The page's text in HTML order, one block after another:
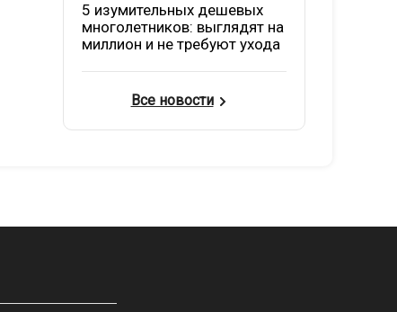
5 изумительных дешевых
многолетников: выглядят на
миллион и не требуют ухода
Все новости